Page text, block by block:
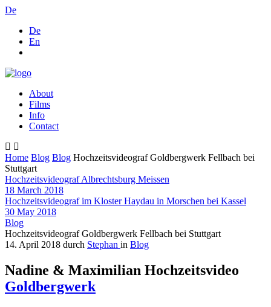
De
De
En
About
Films
Info
Contact
Home Blog Blog Hochzeitsvideograf Goldbergwerk Fellbach bei
Stuttgart
Hochzeitsvideograf Albrechtsburg Meissen
18 March 2018
Hochzeitsvideograf im Kloster Haydau in Morschen bei Kassel
30 May 2018
Blog
Hochzeitsvideograf Goldbergwerk Fellbach bei Stuttgart
14. April 2018 durch Stephan in Blog
Nadine & Maximilian Hochzeitsvideo
Goldbergwerk